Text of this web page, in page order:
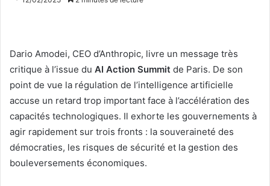
Dario Amodei, CEO d’Anthropic, livre un message très
critique à l’issue du AI Action Summit de Paris. De son
point de vue la régulation de l’intelligence artificielle
accuse un retard trop important face à l’accélération des
capacités technologiques. Il exhorte les gouvernements à
agir rapidement sur trois fronts : la souveraineté des
démocraties, les risques de sécurité et la gestion des
bouleversements économiques.